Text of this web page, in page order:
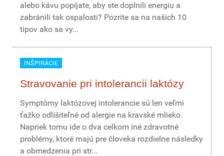
alebo kávu popíjate, aby ste doplnili energiu a
zabránili tak ospalosti? Pozrite sa na našich 10
tipov ako sa vy...
INŠPIRÁCIE
Stravovanie pri intolerancii laktózy
Symptómy laktózovej intolerancie sú len veľmi
ťažko odlíšiteľné od alergie na kravské mlieko.
Napriek tomu ide o dva celkom iné zdravotné
problémy, ktoré majú pre človeka rozdielne následky
a obmedzenia pri str...